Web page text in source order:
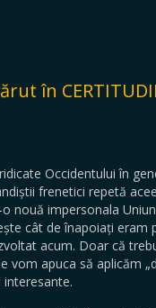
în
Occidentului în
frenetici repetă
nouă impersonala
cât de înapoiați eram
acum. Doar că
vom apuca să aplicăm